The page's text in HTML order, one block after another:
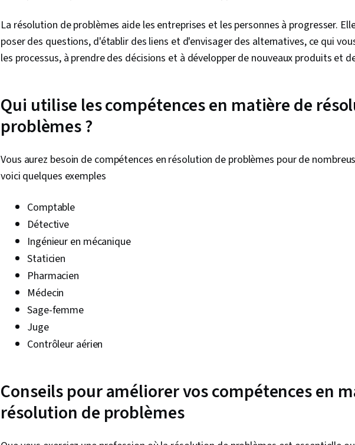
La résolution de problèmes aide les entreprises et les personnes à progresser.
poser des questions, d'établir des liens et d'envisager des alternatives, ce qui
les processus, à prendre des décisions et à développer de nouveaux produits et
Qui utilise les compétences en matière de
problèmes ?
Vous aurez besoin de compétences en résolution de problèmes pour de
voici quelques exemples
Comptable
Détective
Ingénieur en mécanique
Staticien
Pharmacien
Médecin
Sage-femme
Juge
Contrôleur aérien
Conseils pour améliorer vos compétences en
résolution de problèmes